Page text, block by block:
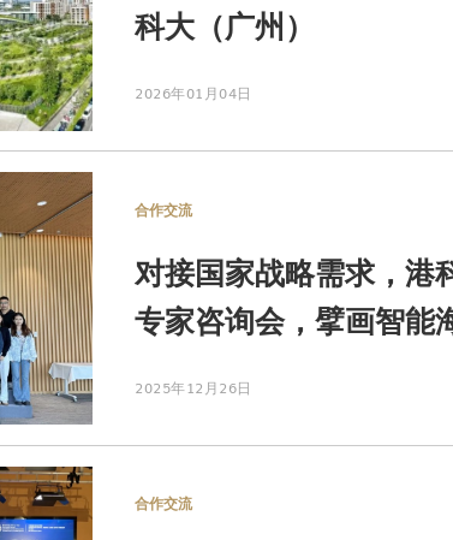
科大（广州）
2026年01月04日
合作交流
对接国家战略需求，港
专家咨询会，擘画智能
2025年12月26日
合作交流